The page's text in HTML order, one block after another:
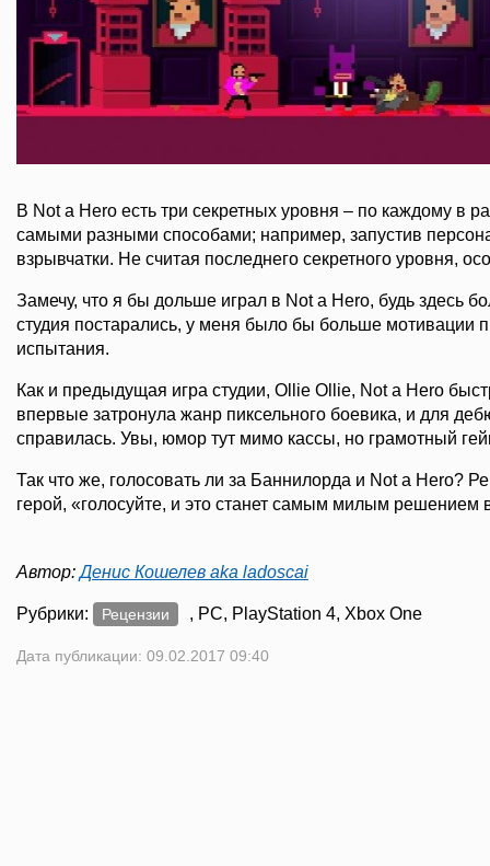
В Not a Hero есть три секретных уровня – по каждому в
самыми разными способами; например, запустив
взрывчатки. Не считая последнего секретного уровня,
Замечу, что я бы дольше играл в Not a Hero, будь здесь
студия постарались, у меня было бы больше мотивации
испытания.
Как и предыдущая игра студии, Ollie Ollie, Not a Hero
впервые затронула жанр пиксельного боевика, и для
справилась. Увы, юмор тут мимо кассы, но грамотный
Так что же, голосовать ли за Баннилорда и Not a Hero?
герой, «голосуйте, и это станет самым милым решением
Автор:Денис Кошелев aka ladoscai
Рубрики: Рецензии , PC, PlayStation 4, Xbox One
Дата публикации: 09.02.2017 09:40